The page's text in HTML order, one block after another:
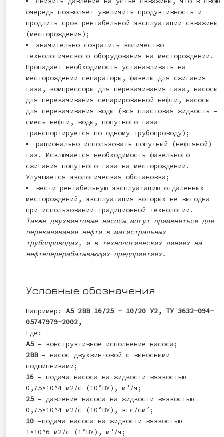
очередь позволяет увеличить продуктивность и
продлить срок рентабельной эксплуатации скважины
(месторождения);
значительно сократить количество
технологического оборудования на месторождении.
Пропадает необходимость устанавливать на
месторождении сепараторы, факелы для сжигания
газа, компрессоры для перекачивания газа, насосы
для перекачивания сепарированной нефти, насосы
для перекачивания воды (вся пластовая жидкость –
смесь нефти, воды, попутного газа
транспортируется по одному трубопроводу);
рационально использовать попутный (нефтяной)
газ. Исключается необходимость факельного
сжигания попутного газа на месторождении.
Улучшается экологическая обстановка;
вести рентабельную эксплуатацию отдаленных
месторождений, эксплуатация которых не выгодна
при использовании традиционной технологии.
Также двухвинтовые насосы могут применяться для
перекачивания нефти в магистральных
трубопроводах, и в технологических линиях на
нефтеперерабатывающих предприятиях.
Условные обозначения
Например:
А5 2ВВ 16/25 - 10/20 У2, ТУ 3632-094-
05747979-2002,
Где:
А5 – конструктивное исполнение насоса;
2ВВ– насос двухвинтовой с выносными
подшипниками;
16 – подача насоса на жидкости вязкостью
0,75×10^4 м2/с (10°ВУ), м³/ч;
25– давление насоса на жидкости вязкостью
0,75×10^4 м2/с (10°ВУ), кгс/см²;
10 –подача насоса на жидкости вязкостью
1×10^6 м2/с (1°ВУ), м³/ч;